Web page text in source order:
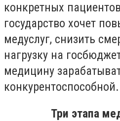
конкретных
государство хочет
медуслуг, снизить
нагрузку на
медицину
конкурентоспособной.
Три этапа